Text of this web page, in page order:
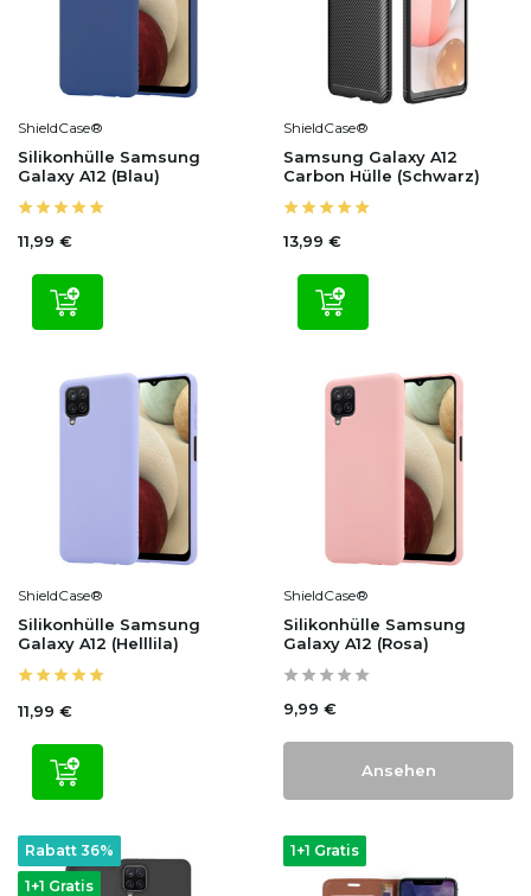
ShieldCase®
Silikonhülle Samsung
Galaxy A12 (Blau)
11,99 €
ShieldCase®
Samsung Galaxy A12
Carbon Hülle (Schwarz)
13,99 €
ShieldCase®
Silikonhülle Samsung
Galaxy A12 (Helllila)
11,99 €
ShieldCase®
Silikonhülle Samsung
Galaxy A12 (Rosa)
9,99 €
Ansehen
1+1 Gratis
Rabatt 36% 1+1 Gratis